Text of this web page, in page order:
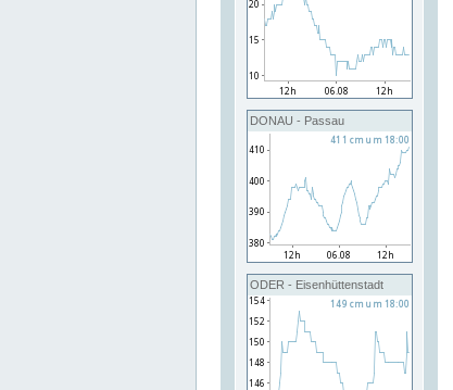
DONAU - Passau
ODER - Eisenhüttenstadt